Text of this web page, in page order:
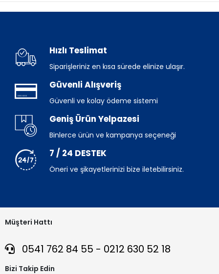
Hızlı Teslimat
Siparişleriniz en kısa sürede elinize ulaşır.
Güvenli Alışveriş
Güvenli ve kolay ödeme sistemi
Geniş Ürün Yelpazesi
Binlerce ürün ve kampanya seçeneği
7 / 24 DESTEK
Öneri ve şikayetlerinizi bize iletebilirsiniz.
Müşteri Hattı
0541 762 84 55 - 0212 630 52 18
Bizi Takip Edin